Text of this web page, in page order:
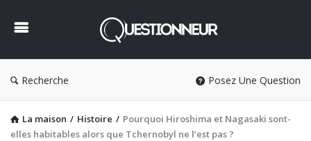
Recherche Posez Une Question
La maison / Histoire / Pourquoi Hiroshima et Nagasaki sont-
elles habitables alors que Tchernobyl ne l’est pas ?